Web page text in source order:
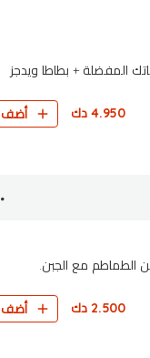
المفضلة + بطاطا ويدجز
4.950 دك أضف
الطماطم مع الجبن.
2.500 دك أضف